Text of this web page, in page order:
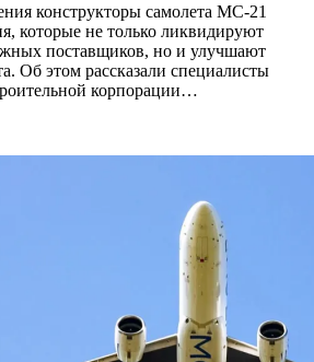
конструкторы самолета МС-21
которые не только ликвидируют
поставщиков, но и улучшают
Об этом рассказали специалисты
корпорации…